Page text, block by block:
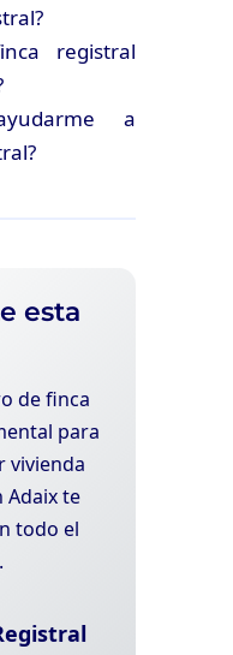
registral
a
esta
de finca
para
vivienda
Adaix te
todo el